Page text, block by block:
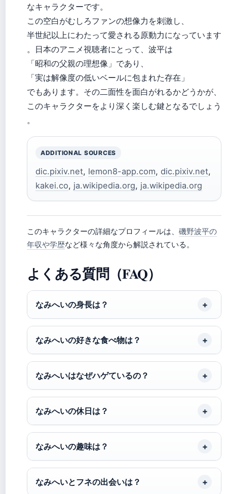
なキャラクターです。
この空白がむしろファンの想像力を刺激し、
半世紀以上にわたって愛される原動力になっています
。日本のアニメ視聴者にとって、波平は
「昭和の父親の理想像」であり、
「実は解像度の低いベールに包まれた存在」
でもあります。その二面性を面白がれるかどうかが、
このキャラクターをより深く楽しむ鍵となるでしょう
。
ADDITIONAL SOURCES
dic.pixiv.net, lemon8-app.com, dic.pixiv.net,
kakei.co, ja.wikipedia.org, ja.wikipedia.org
このキャラクターの詳細なプロフィールは、 磯野波平の
年収や学歴など様々な角度から解説されている。
よくある質問（FAQ）
なみへいの身長は？
なみへいの好きな食べ物は？
なみへいはなぜハゲているの？
なみへいの休日は？
なみへいの趣味は？
なみへいとフネの出会いは？